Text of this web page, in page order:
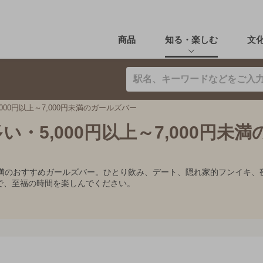
商品 知る・楽しむ 文
円以上～7,000円未満のガールズバー
・5,000円以上～7,000円未満
おすすめガールズバー。ひとり飲み、デート、隠れ家的フンイキ
至福の時間を楽しんでください。